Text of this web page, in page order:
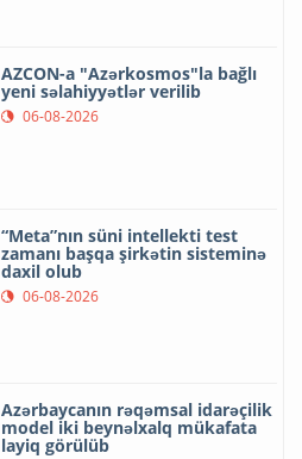
AZCON-a "Azərkosmos"la bağlı
yeni səlahiyyətlər verilib
06-08-2026
“Meta”nın süni intellekti test
zamanı başqa şirkətin sisteminə
daxil olub
06-08-2026
Azərbaycanın rəqəmsal idarəçilik
model iki beynəlxalq mükafata
layiq görülüb